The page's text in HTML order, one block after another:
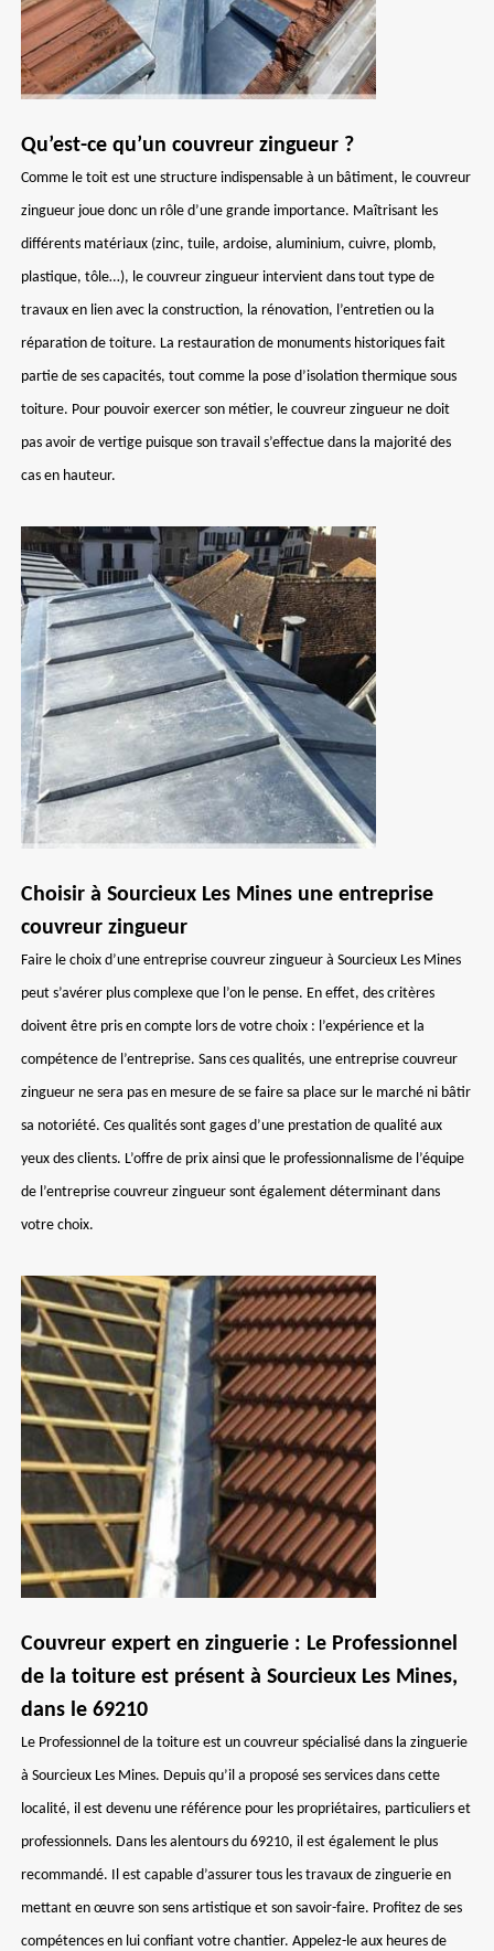
Qu’est-ce qu’un couvreur zingueur ?
Comme le toit est une structure indispensable à un bâtiment, le couvreur
zingueur joue donc un rôle d’une grande importance. Maîtrisant les
différents matériaux (zinc, tuile, ardoise, aluminium, cuivre, plomb,
plastique, tôle…), le couvreur zingueur intervient dans tout type de
travaux en lien avec la construction, la rénovation, l’entretien ou la
réparation de toiture. La restauration de monuments historiques fait
partie de ses capacités, tout comme la pose d’isolation thermique sous
toiture. Pour pouvoir exercer son métier, le couvreur zingueur ne doit
pas avoir de vertige puisque son travail s’effectue dans la majorité des
cas en hauteur.
Choisir à Sourcieux Les Mines une entreprise
couvreur zingueur
Faire le choix d’une entreprise couvreur zingueur à Sourcieux Les Mines
peut s’avérer plus complexe que l’on le pense. En effet, des critères
doivent être pris en compte lors de votre choix : l’expérience et la
compétence de l’entreprise. Sans ces qualités, une entreprise couvreur
zingueur ne sera pas en mesure de se faire sa place sur le marché ni bâtir
sa notoriété. Ces qualités sont gages d’une prestation de qualité aux
yeux des clients. L’offre de prix ainsi que le professionnalisme de l’équipe
de l’entreprise couvreur zingueur sont également déterminant dans
votre choix.
Couvreur expert en zinguerie : Le Professionnel
de la toiture est présent à Sourcieux Les Mines,
dans le 69210
Le Professionnel de la toiture est un couvreur spécialisé dans la zinguerie
à Sourcieux Les Mines. Depuis qu’il a proposé ses services dans cette
localité, il est devenu une référence pour les propriétaires, particuliers et
professionnels. Dans les alentours du 69210, il est également le plus
recommandé. Il est capable d’assurer tous les travaux de zinguerie en
mettant en œuvre son sens artistique et son savoir-faire. Profitez de ses
compétences en lui confiant votre chantier. Appelez-le aux heures de